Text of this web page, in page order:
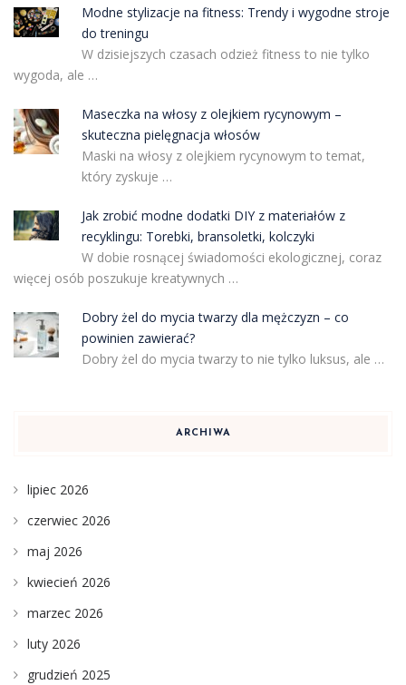
Modne stylizacje na fitness: Trendy i wygodne stroje
do treningu
W dzisiejszych czasach odzież fitness to nie tylko
wygoda, ale …
Maseczka na włosy z olejkiem rycynowym –
skuteczna pielęgnacja włosów
Maski na włosy z olejkiem rycynowym to temat,
który zyskuje …
Jak zrobić modne dodatki DIY z materiałów z
recyklingu: Torebki, bransoletki, kolczyki
W dobie rosnącej świadomości ekologicznej, coraz
więcej osób poszukuje kreatywnych …
Dobry żel do mycia twarzy dla mężczyzn – co
powinien zawierać?
Dobry żel do mycia twarzy to nie tylko luksus, ale …
ARCHIWA
lipiec 2026
czerwiec 2026
maj 2026
kwiecień 2026
marzec 2026
luty 2026
grudzień 2025